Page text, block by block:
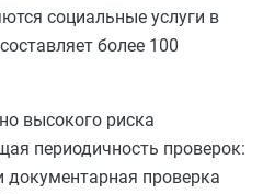
социальные услуги в
более 100
высокого риска
периодичность проверок:
документарная проверка